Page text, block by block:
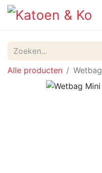
Alle producten